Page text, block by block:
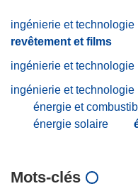
ingénierie et technologie
revêtement et films
ingénierie et technologie
ingénierie et technologie
énergie et
énergie solaire
Mots‑clés